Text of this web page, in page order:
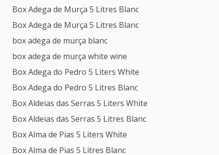
Box Adega de Murça 5 Litres Blanc
Box Adega de Murça 5 Litres Blanc
box adega de murça blanc
box adega de murça white wine
Box Adega do Pedro 5 Liters White
Box Adega do Pedro 5 Litres Blanc
Box Aldeias das Serras 5 Liters White
Box Aldeias das Serras 5 Litres Blanc
Box Alma de Pias 5 Liters White
Box Alma de Pias 5 Litres Blanc